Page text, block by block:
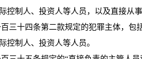
控制人、投资人等人员，以及直接从
三十四条第二款规定的犯罪主体，
控制人、投资人等人员。